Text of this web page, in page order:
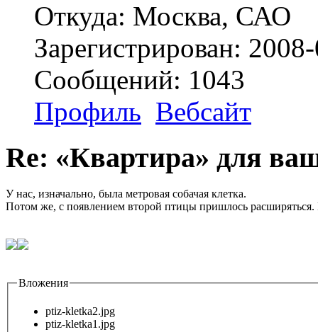
Откуда: Москва, САО
Зарегистрирован:
Сообщений: 1043
Профиль Вебсайт
Re: «Квартира» для
У нас, изначально, была метровая собачая клетка.
Потом же, с появлением второй птицы пришлось расширяться.
Вложения
ptiz-kletka2.jpg
ptiz-kletka1.jpg